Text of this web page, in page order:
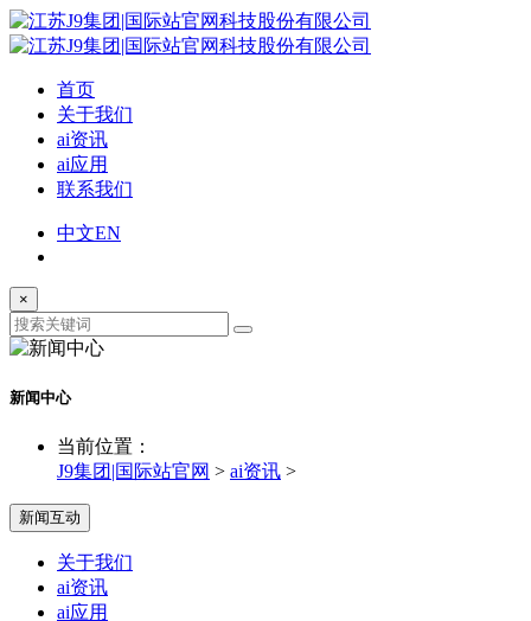
首页
关于我们
ai资讯
ai应用
联系我们
中文EN
×
新闻中心
当前位置：
J9集团|国际站官网 > ai资讯 >
新闻互动
关于我们
ai资讯
ai应用